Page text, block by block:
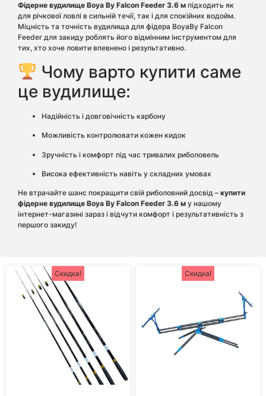
Фідерне вудилище Boya By Falcon Feeder 3.6 м підходить як
для річкової ловлі в сильній течії, так і для спокійних водойм.
Міцність та точність вудилища для фідера BoyaBy Falcon
Feeder для закиду роблять його відмінним інструментом для
тих, хто хоче ловити впевнено і результативно.
Чому варто купити саме
це вудилище:
Надійність і довговічність карбону
Можливість контролювати кожен кидок
Зручність і комфорт під час тривалих риболовель
Висока ефективність навіть у складних умовах
Не втрачайте шанс покращити свій риболовний досвід – купити
фідерне вудилище Boya By Falcon Feeder 3.6 м у нашому
інтернет-магазині зараз і відчути комфорт і результативність з
першого закиду!
Скидка! Скидка!